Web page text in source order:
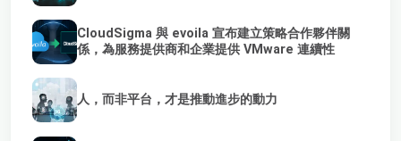
CloudSigma 與 evoila 宣布建立策略合作夥伴關
係，為服務提供商和企業提供 VMware 連續性
人，而非平台，才是推動進步的動力